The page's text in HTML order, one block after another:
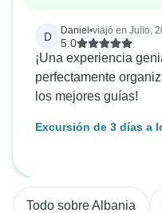
D Daniel •viajó en Julio,
5.0
¡Una experiencia
perfectamente
los mejores guías!
Excursión de 3 días a
Todo sobre Albania